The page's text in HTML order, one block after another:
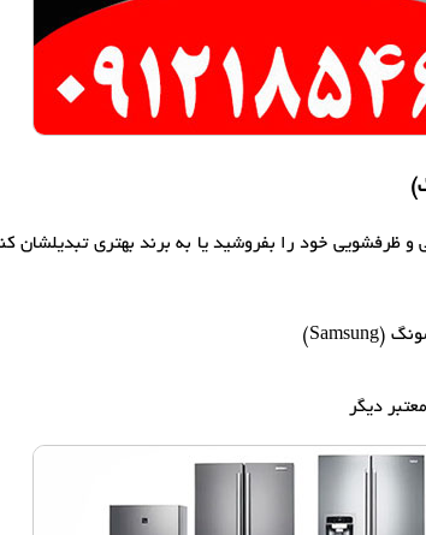
ظرفشویی خود را بفروشید یا به برند بهتری تبدیلشان
دیگر